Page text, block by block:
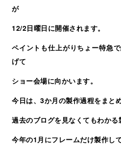
が
12/2日曜日に開催されます。
ペイントも仕上がりちょー特急
げて
ショー会場に向かいます。
今日は、3か月の製作過程をまと
過去のブログを見なくてもわかる
今年の1月にフレームだけ製作し